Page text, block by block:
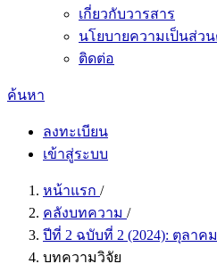
เกี่ยวกับวารสาร
นโยบายความเป็นส่วน
ติดต่อ
ค้นหา
ลงทะเบียน
เข้าสู่ระบบ
หน้าแรก /
คลังบทความ /
ปีที่ 2 ฉบับที่ 2 (2024): ตุลาค
บทความวิจัย